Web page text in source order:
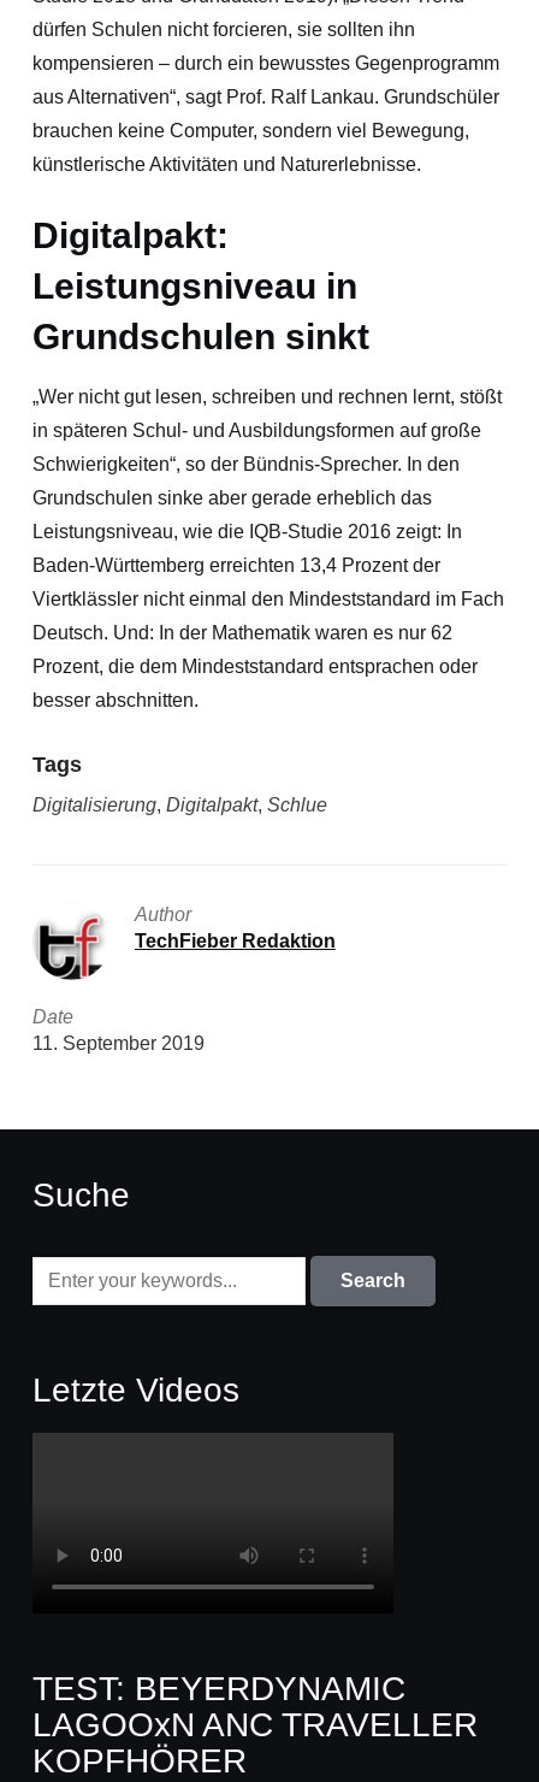
dürfen Schulen nicht forcieren, sie sollten ihn
kompensieren – durch ein bewusstes Gegenprogramm
aus Alternativen“, sagt Prof. Ralf Lankau. Grundschüler
brauchen keine Computer, sondern viel Bewegung,
künstlerische Aktivitäten und Naturerlebnisse.
Digitalpakt:
Leistungsniveau in
Grundschulen sinkt
„Wer nicht gut lesen, schreiben und rechnen lernt, stößt
in späteren Schul- und Ausbildungsformen auf große
Schwierigkeiten“, so der Bündnis-Sprecher. In den
Grundschulen sinke aber gerade erheblich das
Leistungsniveau, wie die IQB-Studie 2016 zeigt: In
Baden-Württemberg erreichten 13,4 Prozent der
Viertklässler nicht einmal den Mindeststandard im Fach
Deutsch. Und: In der Mathematik waren es nur 62
Prozent, die dem Mindeststandard entsprachen oder
besser abschnitten.
Tags
Digitalisierung, Digitalpakt, Schlue
Author
TechFieber Redaktion
Date
11. September 2019
Suche
Letzte Videos
TEST: BEYERDYNAMIC
LAGOOxN ANC TRAVELLER
KOPFHÖRER